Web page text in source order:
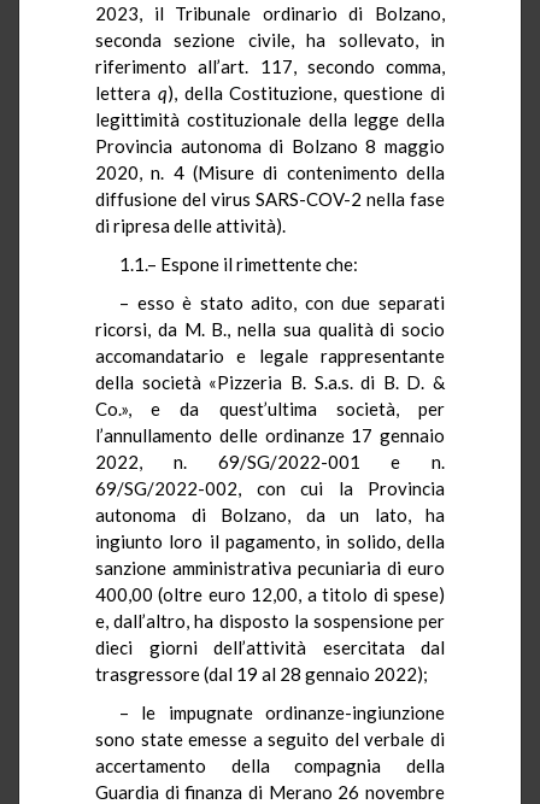
2023, il Tribunale ordinario di Bolzano,
seconda sezione civile, ha sollevato, in
riferimento all’art. 117, secondo comma,
lettera q), della Costituzione, questione di
legittimità costituzionale della legge della
Provincia autonoma di Bolzano 8 maggio
2020, n. 4 (Misure di contenimento della
diffusione del virus SARS-COV-2 nella fase
di ripresa delle attività).
1.1.– Espone il rimettente che:
– esso è stato adito, con due separati
ricorsi, da M. B., nella sua qualità di socio
accomandatario e legale rappresentante
della società «Pizzeria B. S.a.s. di B. D. &
Co.», e da quest’ultima società, per
l’annullamento delle ordinanze 17 gennaio
2022, n. 69/SG/2022-001 e n.
69/SG/2022-002, con cui la Provincia
autonoma di Bolzano, da un lato, ha
ingiunto loro il pagamento, in solido, della
sanzione amministrativa pecuniaria di euro
400,00 (oltre euro 12,00, a titolo di spese)
e, dall’altro, ha disposto la sospensione per
dieci giorni dell’attività esercitata dal
trasgressore (dal 19 al 28 gennaio 2022);
– le impugnate ordinanze-ingiunzione
sono state emesse a seguito del verbale di
accertamento della compagnia della
Guardia di finanza di Merano 26 novembre